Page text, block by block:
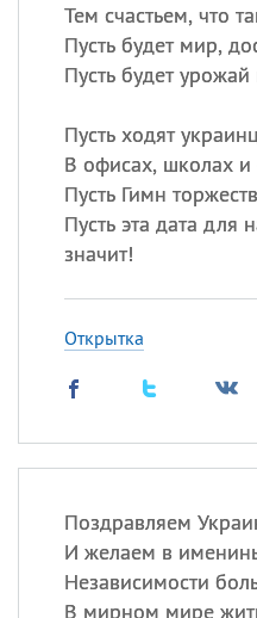
Тем счастьем, что
Пусть будет мир,
Пусть будет
Пусть ходят
В офисах, школах и
Пусть Гимн
Пусть эта дата для
значит!
Открытка
Поздравляем
И желаем в
Независимости
В мирном мире